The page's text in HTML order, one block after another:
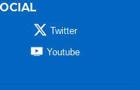
Twitter
Youtube